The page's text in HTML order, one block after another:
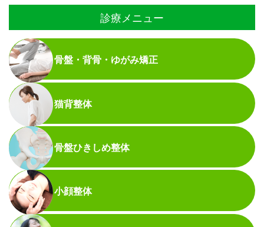
診療メニュー
骨盤・背骨・ゆがみ矯正
猫背整体
骨盤ひきしめ整体
小顔整体